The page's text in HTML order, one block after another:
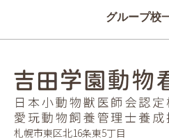
グループ校
札幌市東区北16条東5丁目